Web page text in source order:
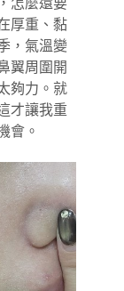
怎麼還要
厚重、黏
，氣溫變
翼周圍開
夠力。就
才讓我重
會。